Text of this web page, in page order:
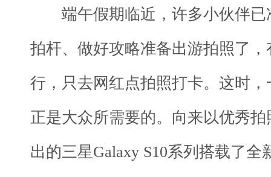
端午假期临近，许多小伙伴已
拍杆、做好攻略准备出游拍照了
行，只去网红点拍照打卡。这时
正是大众所需要的。向来以优秀
出的三星Galaxy S10系列搭载了